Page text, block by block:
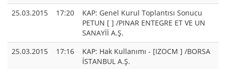
25.03.2015
17:20
KAP: Genel Kurul Toplantısı Sonucu
PETUN [ ] /PINAR ENTEGRE ET VE UN
SANAYİİ A.Ş.
25.03.2015
17:16
KAP: Hak Kullanımı - [IZOCM ] /BORSA
İSTANBUL A.Ş.